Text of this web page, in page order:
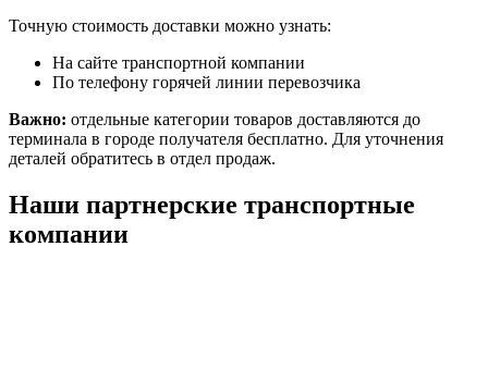
Точную стоимость доставки можно узнать:
На сайте транспортной компании
По телефону горячей линии перевозчика
Важно: отдельные категории товаров доставляются до
терминала в городе получателя бесплатно. Для уточнения
деталей обратитесь в отдел продаж.
Наши партнерские транспортные
компании